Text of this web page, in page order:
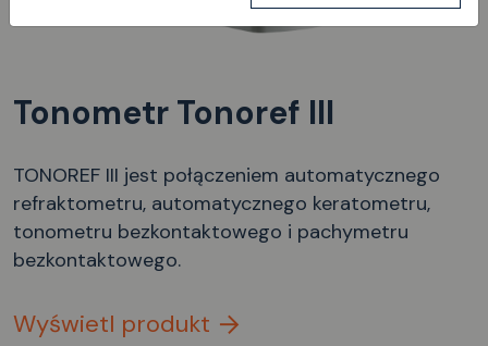
Tonometr Tonoref III
TONOREF III jest połączeniem automatycznego
refraktometru, automatycznego keratometru,
tonometru bezkontaktowego i pachymetru
bezkontaktowego.
Wyświetl produkt